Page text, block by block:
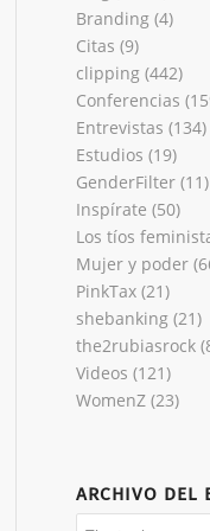
Branding(4)
Citas (9)
clipping(442)
Conferencias
Entrevistas (134)
Estudios (19)
GenderFilter(11)
Inspírate (50)
Los tíos
Mujer y poder
PinkTax(21)
shebanking(21)
the2rubiasrock
Videos (121)
WomenZ(23)
ARCHIVO DEL